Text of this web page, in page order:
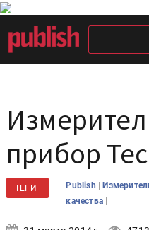
прибор
ТЕГИ Publish |
качества |